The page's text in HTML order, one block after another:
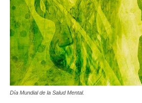
Día Mundial de la Salud Mental.